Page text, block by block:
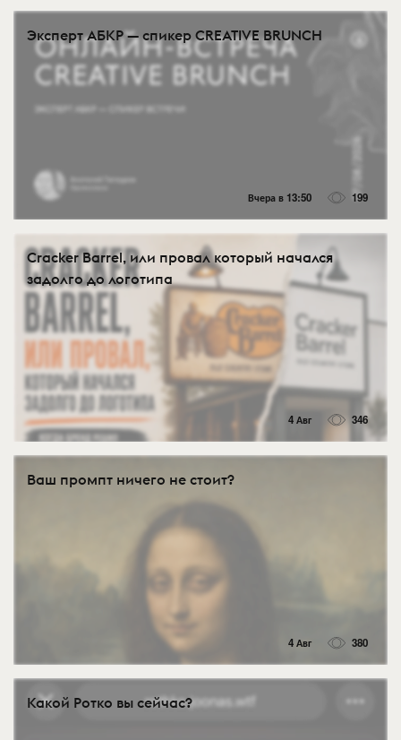
Эксперт АБКР — спикер CREATIVE BRUNCH
Вчера в 13:50 199
Cracker Barrel, или провал который начался
задолго до логотипа
4 Авг 346
Ваш промпт ничего не стоит?
4 Авг 380
Какой Ротко вы сейчас?